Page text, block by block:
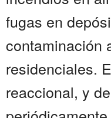
fugas en
contaminación
residenciales.
reaccional, y